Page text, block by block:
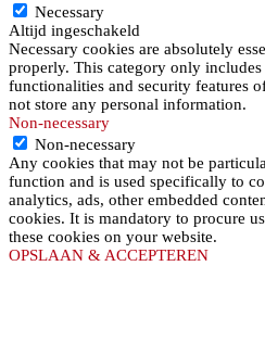
Necessary
Altijd ingeschakeld
Necessary cookies are absolutely
properly. This category only includes
functionalities and security features
not store any personal information.
Non-necessary
Non-necessary
Any cookies that may not be
function and is used specifically to
analytics, ads, other embedded
cookies. It is mandatory to procure
these cookies on your website.
OPSLAAN & ACCEPTEREN